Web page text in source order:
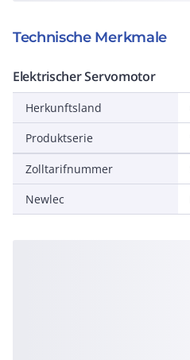
Technische Merkmale
Elektrischer Servomotor
Herkunftsland
Produktserie
Zolltarifnummer
Newlec